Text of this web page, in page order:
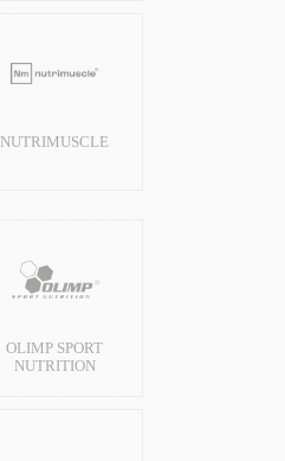
NUTRIMUSCLE
OLIMP SPORT
NUTRITION